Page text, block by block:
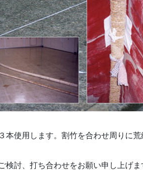
本使用します。割竹を合わせ周りに荒
討、打ち合わせをお願い申し上げま